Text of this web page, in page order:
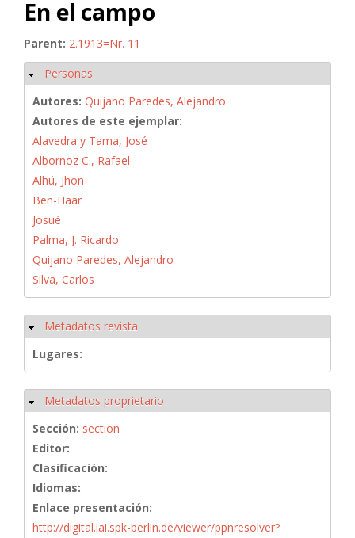
En el campo
Parent: 2.1913=Nr. 11
Ocultar
Personas
Autores: Quijano Paredes, Alejandro
Autores de este ejemplar:
Alavedra y Tama, José
Albornoz C., Rafael
Alhú, Jhon
Ben-Häar
Josué
Palma, J. Ricardo
Quijano Paredes, Alejandro
Silva, Carlos
Ocultar
Metadatos revista
Lugares:
Ocultar
Metadatos proprietario
Sección: section
Editor:
Clasificación:
Idiomas:
Enlace presentación:
http://digital.iai.spk-berlin.de/viewer/ppnresolver?